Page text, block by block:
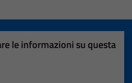
le informazioni su questa